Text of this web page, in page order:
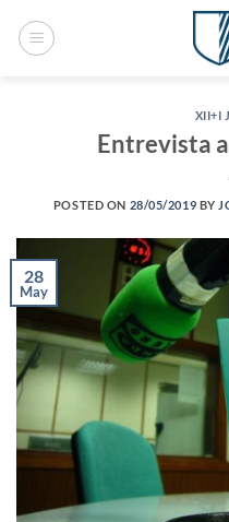
XII+I
Entrevista
POSTED ON 28/05/2019 BY
28
May